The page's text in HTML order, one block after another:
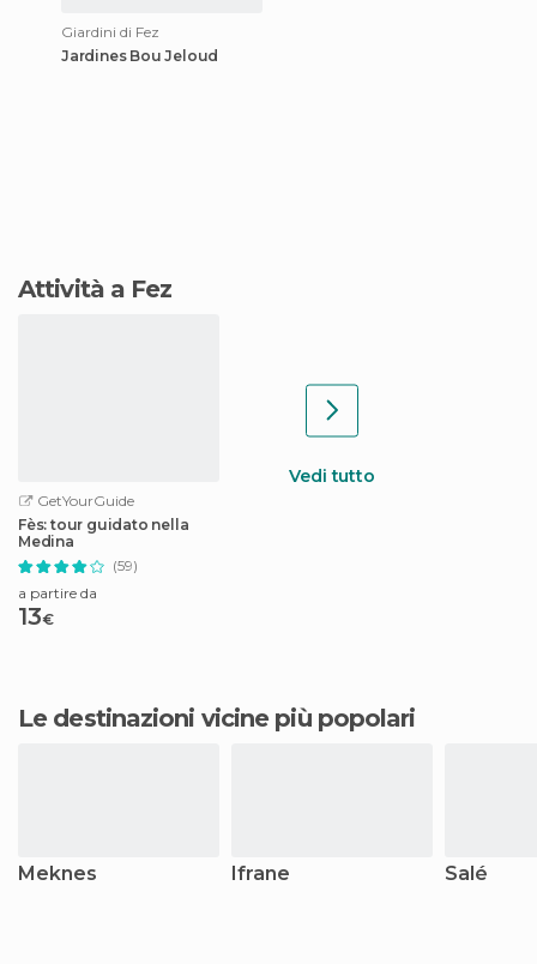
Giardini di Fez
Jardines Bou Jeloud
Attività a Fez
GetYourGuide
Fès: tour guidato nella
Medina
(59)
a partire da
13€
Vedi tutto
Le destinazioni vicine più popolari
Meknes Ifrane Salé